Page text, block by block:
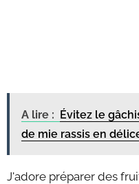
A lire : Évitez le
de mie rassis en
J'adore préparer des